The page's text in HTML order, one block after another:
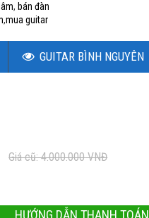
, bán đàn
,mua guitar
GUITAR BÌNH NGUYÊN
Giá cũ: 4.000.000VNĐ
HƯỚNG DẪN THANH TOÁN